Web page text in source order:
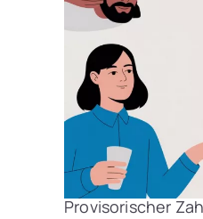
Provisorischer